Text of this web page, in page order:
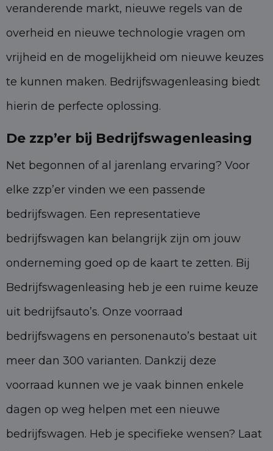
veranderende markt, nieuwe regels van de
overheid en nieuwe technologie vragen om
vrijheid en de mogelijkheid om nieuwe keuzes
te kunnen maken. Bedrijfswagenleasing biedt
hierin de perfecte oplossing.
De zzp’er bij Bedrijfswagenleasing
Net begonnen of al jarenlang ervaring? Voor
elke zzp’er vinden we een passende
bedrijfswagen. Een representatieve
bedrijfswagen kan belangrijk zijn om jouw
onderneming goed op de kaart te zetten. Bij
Bedrijfswagenleasing heb je een ruime keuze
uit bedrijfsauto’s. Onze voorraad
bedrijfswagens en personenauto’s bestaat uit
meer dan 300 varianten. Dankzij deze
voorraad kunnen we je vaak binnen enkele
dagen op weg helpen met een nieuwe
bedrijfswagen. Heb je specifieke wensen? Laat